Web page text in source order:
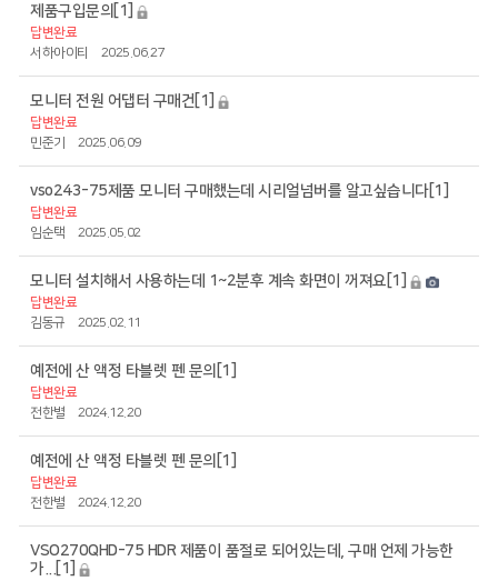
제품구입문의 [1]
답변완료
서하아이티
2025.06.27
모니터 전원 어댑터 구매건 [1]
답변완료
민준기
2025.06.09
vso243-75제품 모니터 구매했는데 시리얼넘버를 알고싶습니다[1]
답변완료
임순택
2025.05.02
모니터 설치해서 사용하는데 1~2분후 계속 화면이 꺼져요 [1]
답변완료
김동규
2025.02.11
예전에 산 액정 타블렛 펜 문의 [1]
답변완료
전한별
2024.12.20
예전에 산 액정 타블렛 펜 문의 [1]
답변완료
전한별
2024.12.20
VSO270QHD-75 HDR 제품이 품절로 되어있는데, 구매 언제 가능한
가...
[1]